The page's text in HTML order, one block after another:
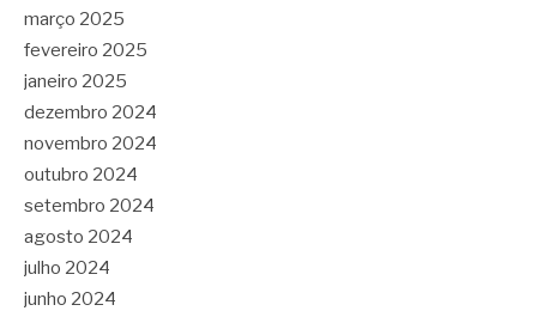
março 2025
fevereiro 2025
janeiro 2025
dezembro 2024
novembro 2024
outubro 2024
setembro 2024
agosto 2024
julho 2024
junho 2024